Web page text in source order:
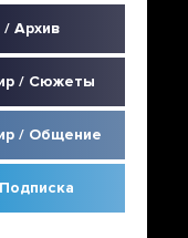
Архив
/ Сюжеты
/ Общение